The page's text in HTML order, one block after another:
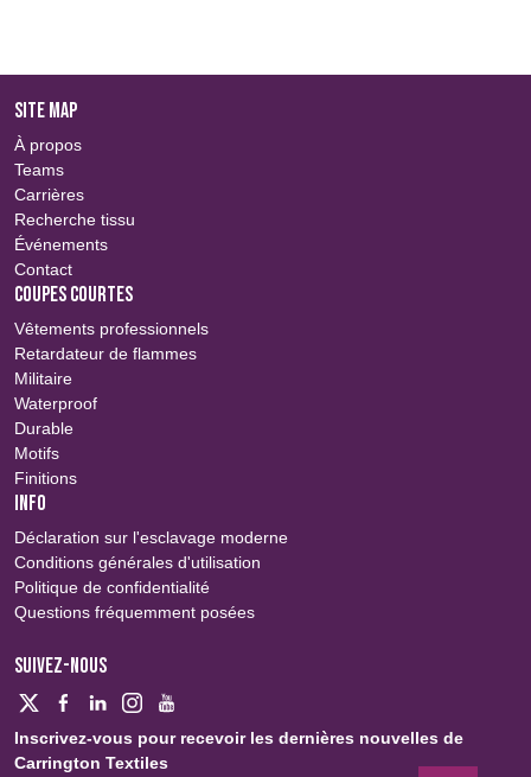
SITE MAP
À propos
Teams
Carrières
Recherche tissu
Événements
Contact
COUPES COURTES
Vêtements professionnels
Retardateur de flammes
Militaire
Waterproof
Durable
Motifs
Finitions
INFO
Déclaration sur l'esclavage moderne
Conditions générales d'utilisation
Politique de confidentialité
Questions fréquemment posées
SUIVEZ-NOUS
Inscrivez-vous pour recevoir les dernières nouvelles de
Carrington Textiles